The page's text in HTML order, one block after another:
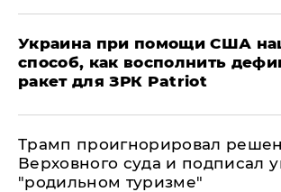
Украина при помощи США
способ, как восполнить
ракет для ЗРК Patriot
Трамп проигнорировал
Верховного суда и подписал
"родильном туризме"